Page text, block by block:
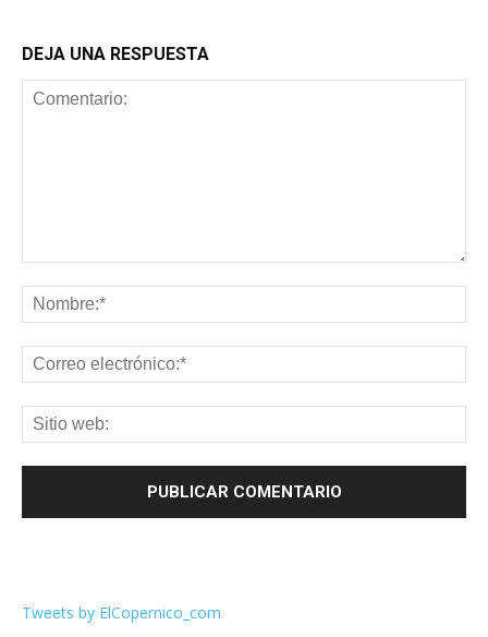
DEJA UNA RESPUESTA
Tweets by ElCopernico_com